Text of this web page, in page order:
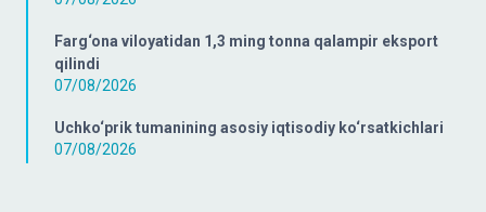
Farg‘ona viloyatidan 1,3 ming tonna qalampir eksport
qilindi
07/08/2026
Uchko‘prik tumanining asosiy iqtisodiy ko‘rsatkichlari
07/08/2026